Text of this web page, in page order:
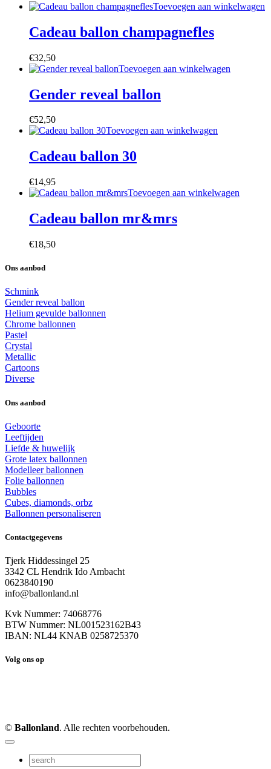
Toevoegen aan winkelwagen
Cadeau ballon champagnefles
€32,50
Toevoegen aan winkelwagen
Gender reveal ballon
€52,50
Toevoegen aan winkelwagen
Cadeau ballon 30
€14,95
Toevoegen aan winkelwagen
Cadeau ballon mr&mrs
€18,50
Ons aanbod
Schmink
Gender reveal ballon
Helium gevulde ballonnen
Chrome ballonnen
Pastel
Crystal
Metallic
Cartoons
Diverse
Ons aanbod
Geboorte
Leeftijden
Liefde & huwelijk
Grote latex ballonnen
Modelleer ballonnen
Folie ballonnen
Bubbles
Cubes, diamonds, orbz
Ballonnen personaliseren
Contactgegevens
Tjerk Hiddessingel 25
3342 CL Hendrik Ido Ambacht
0623840190
info@ballonland.nl
Kvk Nummer: 74068776
BTW Nummer: NL001523162B43
IBAN: NL44 KNAB 0258725370
Volg ons op
© Ballonland. Alle rechten voorbehouden.